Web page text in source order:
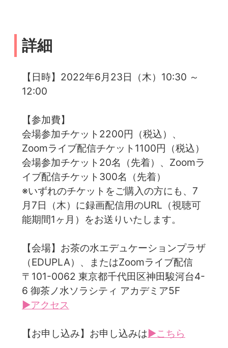
詳細
【日時】2022年6月23日（木）10:30 ～
12:00
【参加費】
会場参加チケット2200円（税込）、
Zoomライブ配信チケット1100円（税込）
会場参加チケット20名（先着）、Zoomラ
イブ配信チケット300名（先着）
※いずれのチケットをご購入の方にも、7
月7日（木）に録画配信用のURL（視聴可
能期間1ヶ月）をお送りいたします。
【会場】お茶の水エデュケーションプラザ
（EDUPLA）、またはZoomライブ配信
〒101-0062 東京都千代田区神田駿河台4-
6 御茶ノ水ソラシティ アカデミア5F
▶アクセス
【お申し込み】お申し込みは▶こちら